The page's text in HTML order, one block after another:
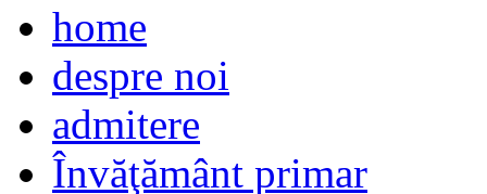
home
despre noi
admitere
Învăţământ primar